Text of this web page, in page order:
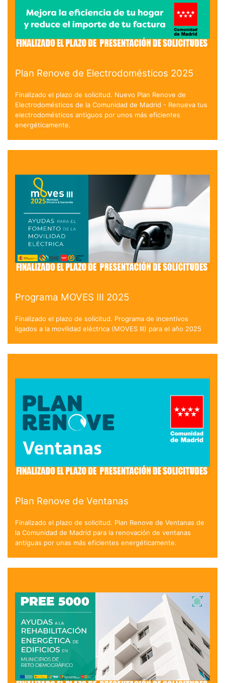
Plan Renove de Electrodomésticos 2025
Finalizado el plazo de solicitud. Nuevo Plan Renove de
Electrodomésticos de la Comunidad de Madrid - Renueva tus
electrodomésticos antiguos por unos más eficientes
energéticamente.
Programa MOVES III 2025
Finalizado el plazo de solicitud. Programa de incentivos
ligados a la movilidad eléctrica (MOVES III) para el año 2025
Plan Renove de Ventanas
Finalizado el plazo de solicitud. Plan Renove de Ventanas de
la Comunidad de Madrid para la renovación de ventanas
antiguas por unas más eficientes energéticamente.